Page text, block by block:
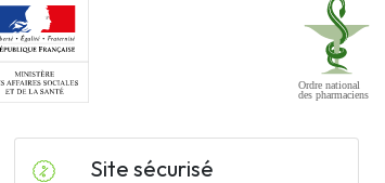
Site sécurisé